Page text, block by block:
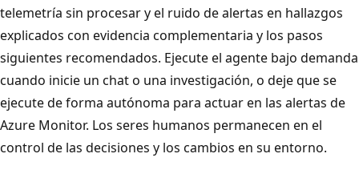
telemetría sin procesar y el ruido de alertas en hallazgos
explicados con evidencia complementaria y los pasos
siguientes recomendados. Ejecute el agente bajo demanda
cuando inicie un chat o una investigación, o deje que se
ejecute de forma autónoma para actuar en las alertas de
Azure Monitor. Los seres humanos permanecen en el
control de las decisiones y los cambios en su entorno.